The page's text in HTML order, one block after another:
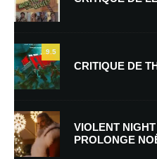
Nom*
E-mail *
9.5
CRITIQUE DE
VIOLENT
PROLONGE